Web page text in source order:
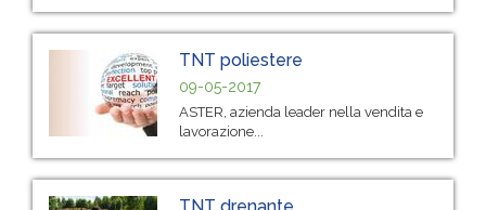
TNT poliestere
09-05-2017
ASTER, azienda leader nella vendita e
lavorazione...
TNT drenante